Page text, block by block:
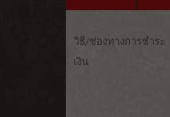
วิธี/ช่องทางการชำระ
เงิน